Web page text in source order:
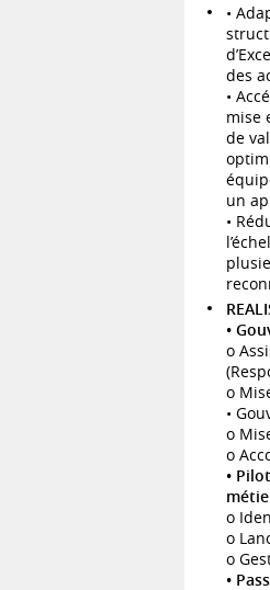
•
des
•
mise
de
un
•
•
o
o
•
o
o
•
o
o
o
•